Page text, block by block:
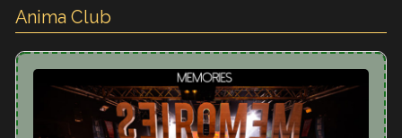
Anima Club